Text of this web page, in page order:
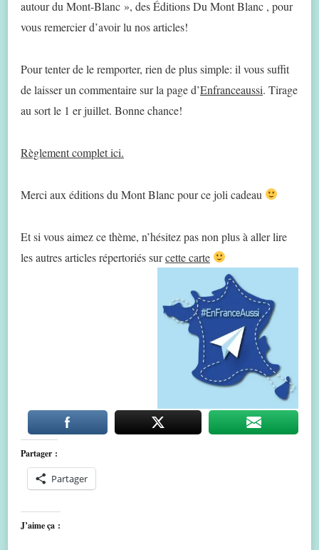
autour du Mont-Blanc », des Éditions Du Mont Blanc , pour
vous remercier d’avoir lu nos articles!
Pour tenter de le remporter, rien de plus simple: il vous suffit
de laisser un commentaire sur la page d’Enfranceaussi. Tirage
au sort le 1 er juillet. Bonne chance!
Règlement complet ici.
Merci aux éditions du Mont Blanc pour ce joli cadeau
Et si vous aimez ce thème, n’hésitez pas non plus à aller lire
les autres articles répertoriés surcette carte
Partager :
Partager
J’aime ça :